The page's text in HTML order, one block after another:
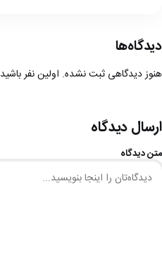
دیدگاه‌ها
هنوز دیدگاهی ثبت نشده. اولین نفر
ارسال دیدگاه
متن دیدگاه